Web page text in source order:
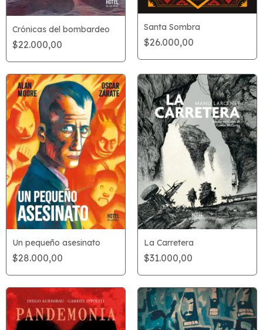
Crónicas del bombardeo
$22.000,00
Santa Sombra
$26.000,00
Un pequeño asesinato
$28.000,00
La Carretera
$31.000,00